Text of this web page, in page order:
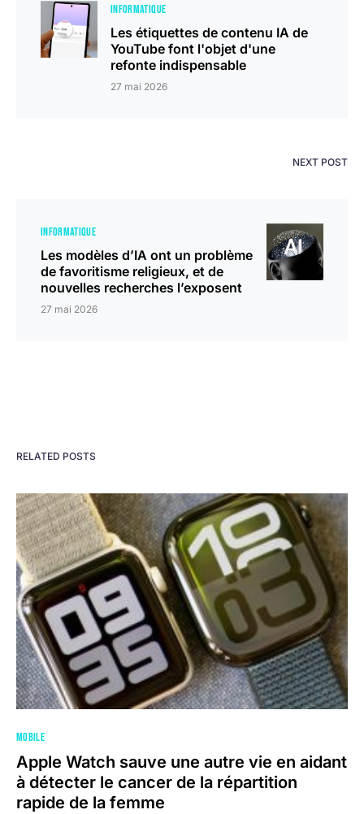
INFORMATIQUE
Les étiquettes de contenu IA de
YouTube font l'objet d'une
refonte indispensable
27 mai 2026
NEXT POST
INFORMATIQUE
Les modèles d’IA ont un problème
de favoritisme religieux, et de
nouvelles recherches l’exposent
27 mai 2026
RELATED POSTS
MOBILE
Apple Watch sauve une autre vie en aidant
à détecter le cancer de la répartition
rapide de la femme